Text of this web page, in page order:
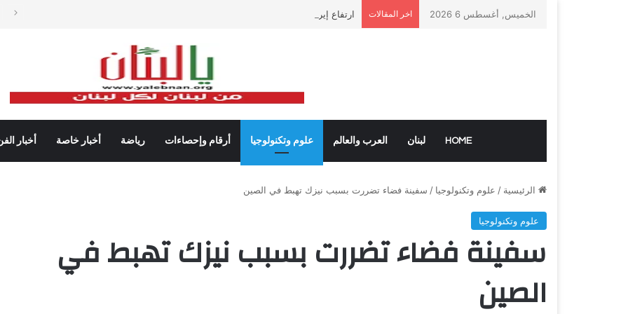
الخميس, أغسطس 6 2026 اخر المقالات ارتفاع إيرادات شباك التذاكر في أميركا رغم تراجع عدد مرتادي دور السينما
HOME لبنان العرب والعالم علوم وتكنولوجيا أرقام وإحصاءات رياضة أخبار خاصة أخبار
الرئيسية / علوم وتكنولوجيا / سفينة فضاء تضررت بسبب نيزك تهبط في الصين
علوم وتكنولوجيا
سفينة فضاء تضررت بسبب نيزك تهبط في
الصين